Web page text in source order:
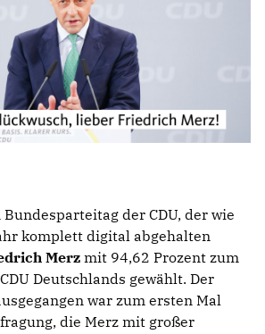
DER LANDESREGIERUNG
IM BUNDESTAG
PARLAMENT
ABONNIEREN
BILDER
PRESSE
SPENDEN
Mitglied werden
der CDU, der wie
komplett digital abgehalten
Merz mit 94,62 Prozent zum
Deutschlands gewählt. Der
war zum ersten Mal
die Merz mit großer